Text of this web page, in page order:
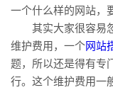
一个什么样的网站，
其实大家很容易忽
维护费用，一个网站
题，所以还是得有专
行。这个维护费用一